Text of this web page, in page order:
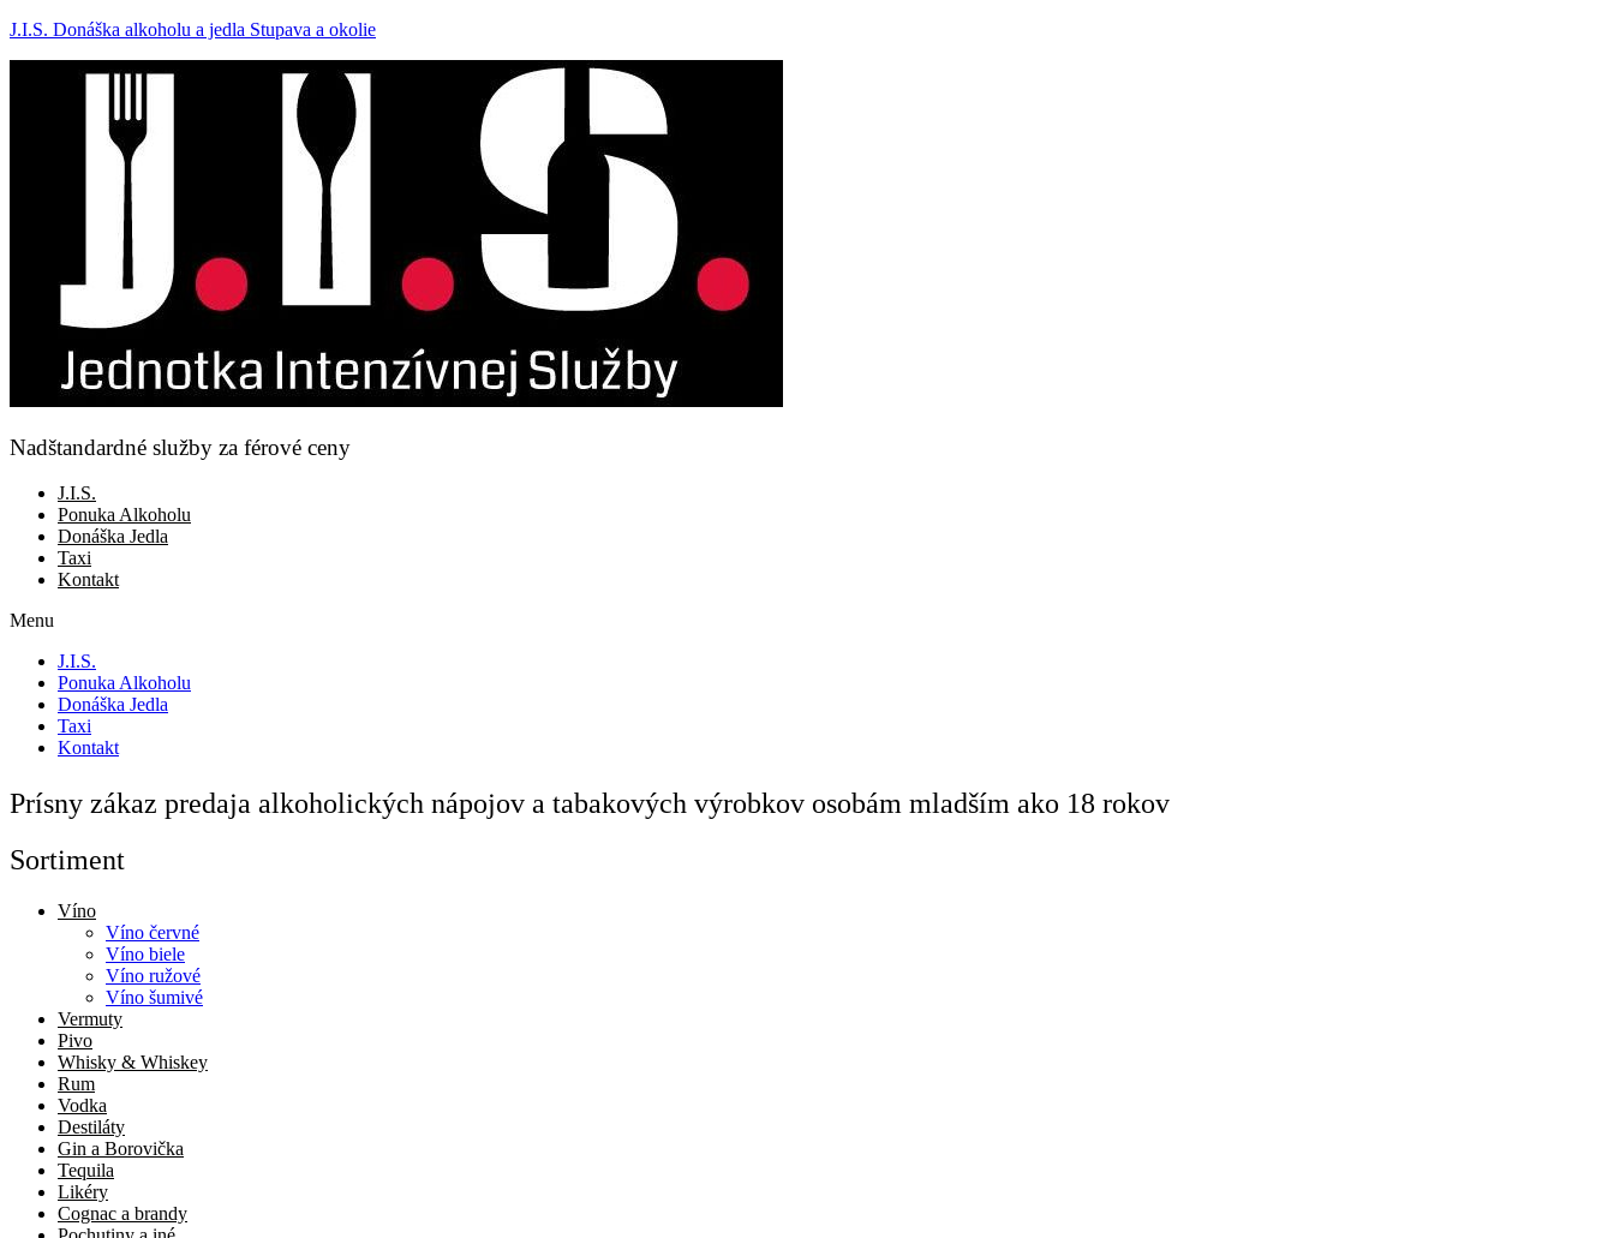
J.I.S. Donáška alkoholu a jedla Stupava a okolie
Nadštandardné služby za férové ceny
J.I.S.
Ponuka Alkoholu
Donáška Jedla
Taxi
Kontakt
Menu
J.I.S.
Ponuka Alkoholu
Donáška Jedla
Taxi
Kontakt
Prísny zákaz predaja alkoholických nápojov a tabakových výrobkov osobám mladším ako 18 rokov
Sortiment
Víno
Víno červné
Víno biele
Víno ružové
Víno šumivé
Vermuty
Pivo
Whisky & Whiskey
Rum
Vodka
Destiláty
Gin a Borovička
Tequila
Likéry
Cognac a brandy